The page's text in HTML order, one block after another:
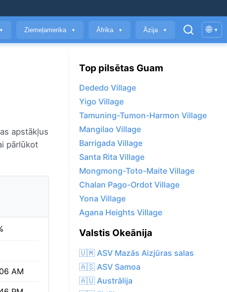
▼ Ziemeļamerika ▼ Āfrika ▼ Āzija ▼ 🌐 ▾
apstākļus
pārlūkot
AM
Top pilsētas Guam
Dededo Village
Yigo Village
Tamuning-Tumon-Harmon Village
Mangilao Village
Barrigada Village
Santa Rita Village
Mongmong-Toto-Maite Village
Chalan Pago-Ordot Village
Yona Village
Agana Heights Village
Valstis Okeānija
🇺🇲 ASV Mazās Aizjūras salas
🇦🇸 ASV Samoa
🇦🇺 Austrālija